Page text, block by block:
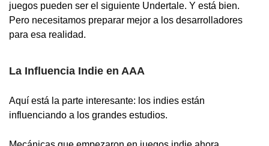
juegos pueden ser el siguiente Undertale. Y está bien.
Pero necesitamos preparar mejor a los desarrolladores
para esa realidad.
La Influencia Indie en AAA
Aquí está la parte interesante: los indies están
influenciando a los grandes estudios.